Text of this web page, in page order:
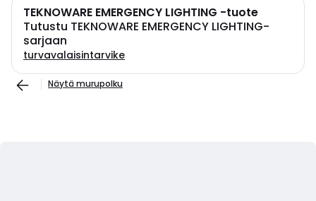
TEKNOWARE EMERGENCY LIGHTING -tuote
Tutustu TEKNOWARE EMERGENCY LIGHTING-
sarjaan
turvavalaisintarvike
Näytä murupolku